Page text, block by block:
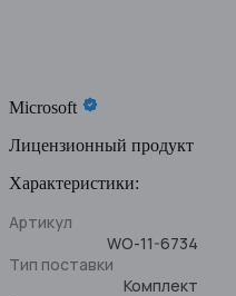
Microsoft
Лицензионный продукт
Характеристики:
Артикул
WO-11-6734
Тип поставки
Комплект